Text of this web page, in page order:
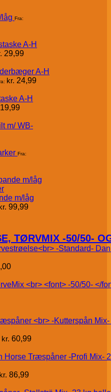
låg Fra:
A-H
29,99
A-H
kr. 24,99
A-H
19,99
Fra:
m/låg
99,99
TØRVMIX -50/50-
kr. 60,99
kr. 86,99